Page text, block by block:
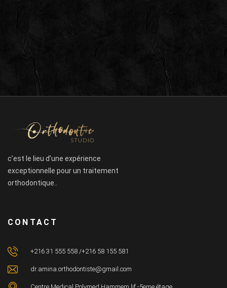
c’est le lieu d’une expérience
exceptionnelle pour un traitement
orthodontique..
CONTACT
+216 31 555 558 /+216 58 155 581
dr.amina.orthodontiste@gmail.com